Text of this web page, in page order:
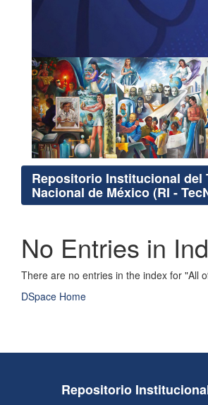
Repositorio Institucional del
Nacional de México (RI -
No Entries in
There are no entries in the index for "All
DSpace Home
Repositorio